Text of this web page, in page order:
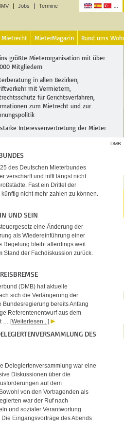
Jobs Termine
Mietrecht MieterMagazin Rund ums
größte Mieterorganisation mit über
Mitgliedern
in allen Bezirken,
mit Vermietern,
für Gerichtsverfahren,
zum Mietrecht und zur
Interessenvertretung der Mieter
DMB
des Deutschen Mieterbundes
verschärft und trifft längst nicht
Fast ein Drittel der
nicht mehr zahlen zu können.
UND SEIN
eine Änderung der
als Wiedereinführung einer
Regelung bleibt allerdings weit
Stand der Fachdiskussion zurück.
(DMB) hat aktuelle
sich die Verlängerung der
Bundesregierung bereits Anfang
Referentenentwurf aus dem
… [Weiterlesen...]
DES
Delegiertenversammlung war eine
Diskussionen über die
auf dem
von den Vortragenden als
war der Ruf nach
und sozialer Verantwortung
Eingangsvorträge des Abends